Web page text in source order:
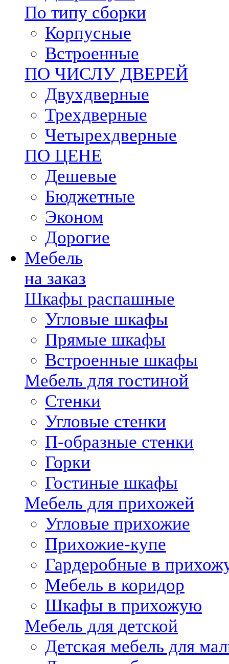
По типу сборки
Корпусные
Встроенные
ПО ЧИСЛУ ДВЕРЕЙ
Двухдверные
Трехдверные
Четырехдверные
ПО ЦЕНЕ
Дешевые
Бюджетные
Эконом
Дорогие
Мебель
на заказ
Шкафы распашные
Угловые шкафы
Прямые шкафы
Встроенные шкафы
Мебель для гостиной
Стенки
Угловые стенки
П-образные стенки
Горки
Гостиные шкафы
Мебель для прихожей
Угловые прихожие
Прихожие-купе
Гардеробные в
Мебель в коридор
Шкафы в прихожую
Мебель для детской
Детская мебель для